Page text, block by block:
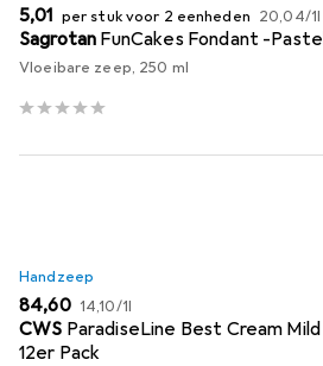
EUR
5,01 per stuk voor 2 eenheden EUR
20,04/1l
Sagrotan FunCakes Fondant -
Vloeibare zeep, 250 ml
Handzeep
EUR
84,60 EUR
14,10/1l
CWS ParadiseLine Best Cream
12er Pack